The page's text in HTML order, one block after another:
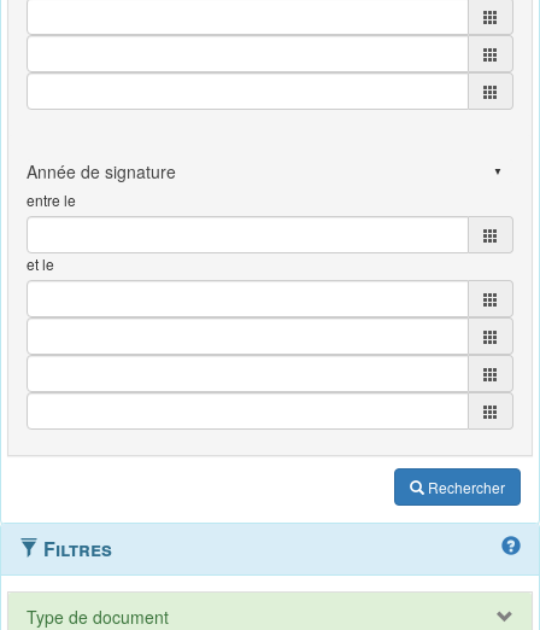
entre le
et le
Rechercher
Filtres
Type de document